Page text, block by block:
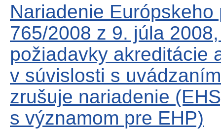
Nariadenie
765/2008 z 9. júla
požiadavky akreditácie
v súvislosti s
zrušuje nariadenie
s významom pre EHP)